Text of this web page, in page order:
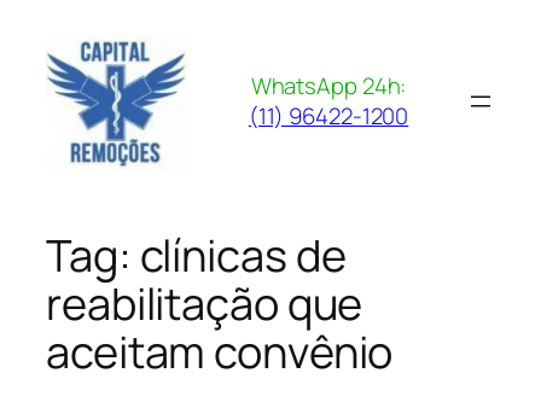
para
conteúdo
WhatsApp 24h:
(11) 96422-1200
Tag: clínicas de
reabilitação que
aceitam convênio